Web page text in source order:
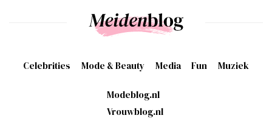
Celebrities Mode & Beauty Media Fun Muziek
Modeblog.nl
Vrouwblog.nl